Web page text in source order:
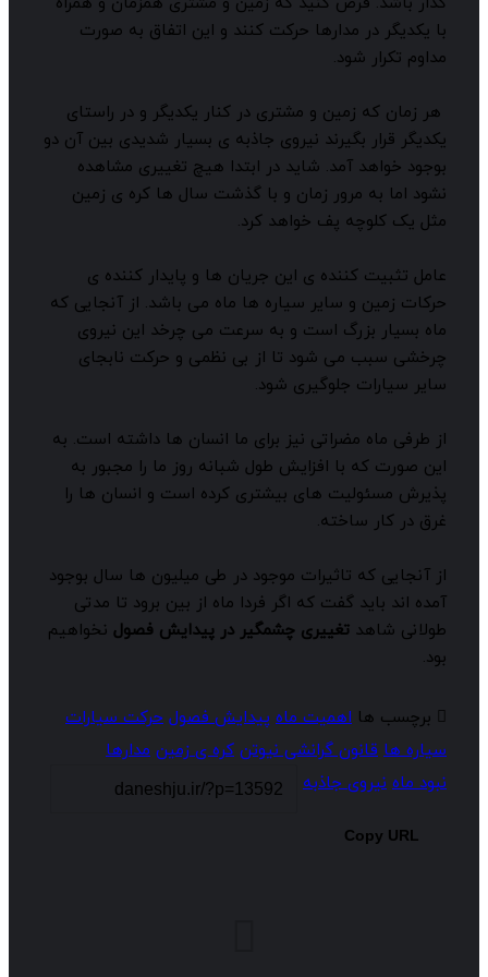
با یکدیگر در مدارها حرکت کنند و این اتفاق به صورت
مداوم تکرار شود.
هر زمان که زمین و مشتری در کنار یکدیگر و در راستای
یکدیگر قرار بگیرند نیروی جاذبه ی بسیار شدیدی بین آن دو
بوجود خواهد آمد. شاید در ابتدا هیچ تغییری مشاهده
نشود اما به مرور زمان و با گذشت سال ها کره ی زمین
مثل یک کلوچه پف خواهد کرد.
عامل تثبیت کننده ی این جریان ها و پایدار کننده ی
حرکات زمین و سایر سیاره ها ماه می باشد. از آنجایی که
ماه بسیار بزرگ است و به سرعت می چرخد این نیروی
چرخشی سبب می شود تا از بی نظمی و حرکت نابجای
سایر سیارات جلوگیری شود.
از طرفی ماه مضراتی نیز برای ما انسان ها داشته است. به
این صورت که با افزایش طول شبانه روز ما را مجبور به
پذیرش مسئولیت های بیشتری کرده است و انسان ها را
غرق در کار ساخته.
از آنجایی که تاثیرات موجود در طی میلیون ها سال بوجود
آمده اند باید گفت که اگر فردا ماه از بین برود تا مدتی
طولانی شاهد تغییری چشمگیر در پیدایش فصول نخواهیم
برچسب ها اهمیت ماه پیدایش فصول حرکت سیارات
سیاره ها قانون گرانشی نیوتن کره ی زمین مدارها
نبود ماه نیروی جاذبه
Copy URL